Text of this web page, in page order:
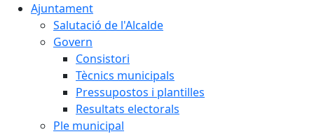
Ajuntament
Salutació de l'Alcalde
Govern
Consistori
Tècnics municipals
Pressupostos i plantilles
Resultats electorals
Ple municipal